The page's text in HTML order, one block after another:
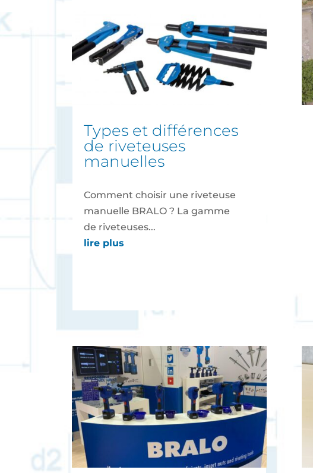
types et différences
de riveteuses
manuelles
Comment choisir une riveteuse
manuelle BRALO ? La gamme
de riveteuses...
lire plus